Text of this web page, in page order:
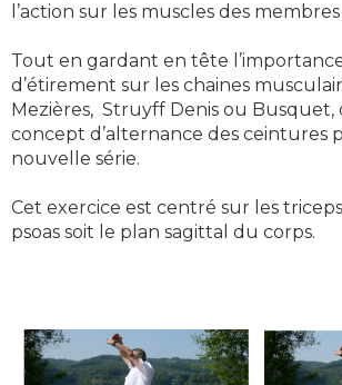
l’action sur les muscles des
Tout en gardant en tête
d’étirement sur les chaines
Mezières, Struyff Denis ou Busquet,
concept d’alternance des ceintures
nouvelle série.
Cet exercice est centré sur les
psoas soit le plan sagittal du corps.